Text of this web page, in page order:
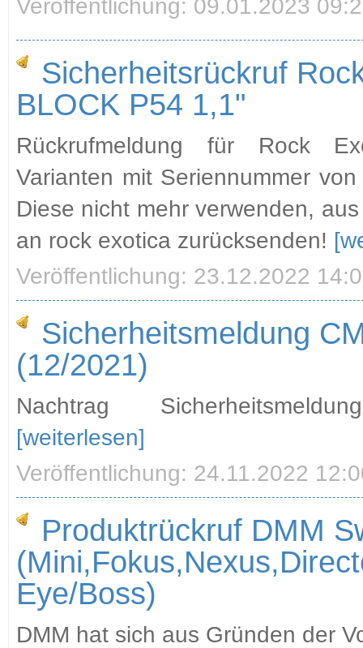
Veröffentlichung: 09.01.2023
Sicherheitsrückruf
BLOCK P54 1,1"
Rückrufmeldung für Rock
Varianten mit Seriennummer
Diese nicht mehr verwenden,
an rock exotica zurücksenden!
Veröffentlichung: 23.12.2022
Sicherheitsmeldung
(12/2021)
Nachtrag
[weiterlesen]
Veröffentlichung: 24.11.2022
Produktrückruf DMM
Eye/Boss)
DMM hat sich aus Gründen der